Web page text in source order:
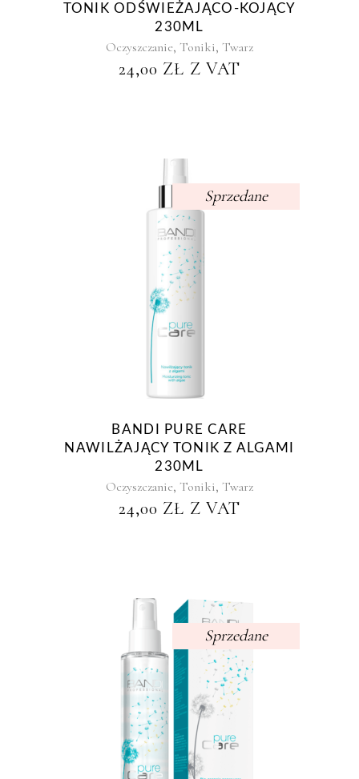
TONIK ODŚWIEŻAJĄCO-KOJĄCY
230ML
Oczyszczanie, Toniki, Twarz
24,00 ZŁ Z VAT
Sprzedane
BANDI PURE CARE
NAWILŻAJĄCY TONIK Z ALGAMI
230ML
Oczyszczanie, Toniki, Twarz
24,00 ZŁ Z VAT
Sprzedane